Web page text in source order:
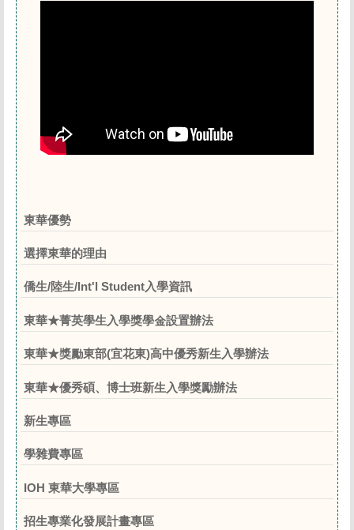
東華優勢
選擇東華的理由
僑生/陸生/Int'l Student入學資訊
東華★菁英學生入學獎學金設置辦法
東華★獎勵東部(宜花東)高中優秀新生入學辦法
東華★優秀碩、博士班新生入學獎勵辦法
新生專區
學雜費專區
IOH 東華大學專區
招生專業化發展計畫專區